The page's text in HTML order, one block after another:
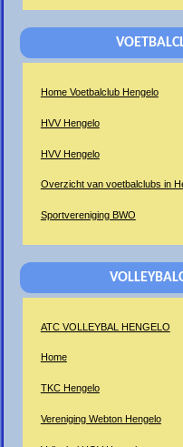
Home Voetbalclub Hengelo
HVV Hengelo
HVV Hengelo
Overzicht van voetbalclubs in
Sportvereniging BWO
ATC VOLLEYBAL HENGELO
Home
TKC Hengelo
Vereniging Webton Hengelo